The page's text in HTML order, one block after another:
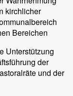
kirchlicher
Bereichen
Unterstützung
der
und der